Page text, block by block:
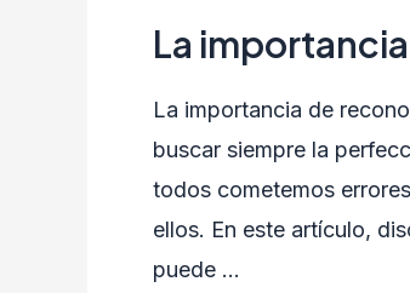
La
La importancia de
buscar siempre la
todos cometemos
ellos. En este artículo,
puede …